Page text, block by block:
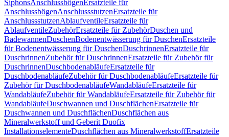
SiphonsAnschlussbögenErsatzteile für
AnschlussbögenAnschlussstutzenErsatzteile für
AnschlussstutzenAblaufventileErsatzteile für
AblaufventileZubehörErsatzteile für ZubehörDuschen und
BadewannenDuschenBodenentwässerung für DuschenErsatzteile
für Bodenentwässerung für DuschenDuschrinnenErsatzteile für
DuschrinnenZubehör für DuschrinnenErsatzteile für Zubehör für
DuschrinnenDuschbodenabläufeErsatzteile für
DuschbodenabläufeZubehör für DuschbodenabläufeErsatzteile für
Zubehör für DuschbodenabläufeWandabläufeErsatzteile für
WandabläufeZubehör für WandabläufeErsatzteile für Zubehör für
WandabläufeDuschwannen und DuschflächenErsatzteile für
Duschwannen und DuschflächenDuschflächen aus
Mineralwerkstoff und Geberit Duofix
InstallationselementeDuschflächen aus MineralwerkstoffErsatzteile